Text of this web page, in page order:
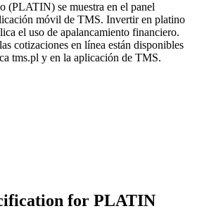
(PLATIN) se muestra en el panel
móvil de TMS. Invertir en platino
el uso de apalancamiento financiero.
cotizaciones en línea están disponibles
tms.pl y en la aplicación de TMS.
for PLATIN